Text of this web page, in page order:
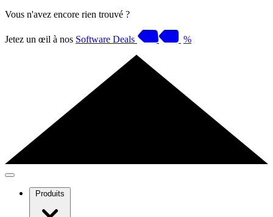
Vous n'avez encore rien trouvé ?
Jetez un œil à nos Software Deals %
Produits